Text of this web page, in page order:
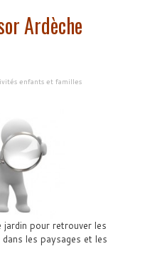
Ardèche
enfants et familles
jardin pour retrouver les
les paysages et les